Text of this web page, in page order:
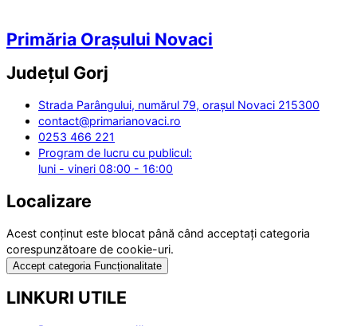
Primăria Orașului Novaci
Județul Gorj
Strada Parângului, numărul 79, orașul Novaci 215300
contact@primarianovaci.ro
0253 466 221
Program de lucru cu publicul:
luni - vineri 08:00 - 16:00
Localizare
Acest conținut este blocat până când acceptați categoria
corespunzătoare de cookie-uri.
Accept categoria Funcționalitate
LINKURI UTILE